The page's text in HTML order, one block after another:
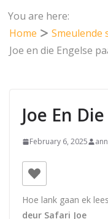
You are here:
Home
Smeulende
Joe en die Engelse
Joe En
February 6, 2025
Hoe lank gaan ek
deur Safari Joe